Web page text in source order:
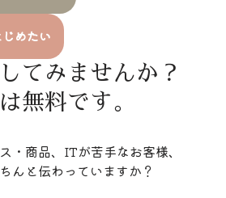
めたい
てみませんか？
無料です。
・商品、ITが苦手なお客様、
んと伝わっていますか？